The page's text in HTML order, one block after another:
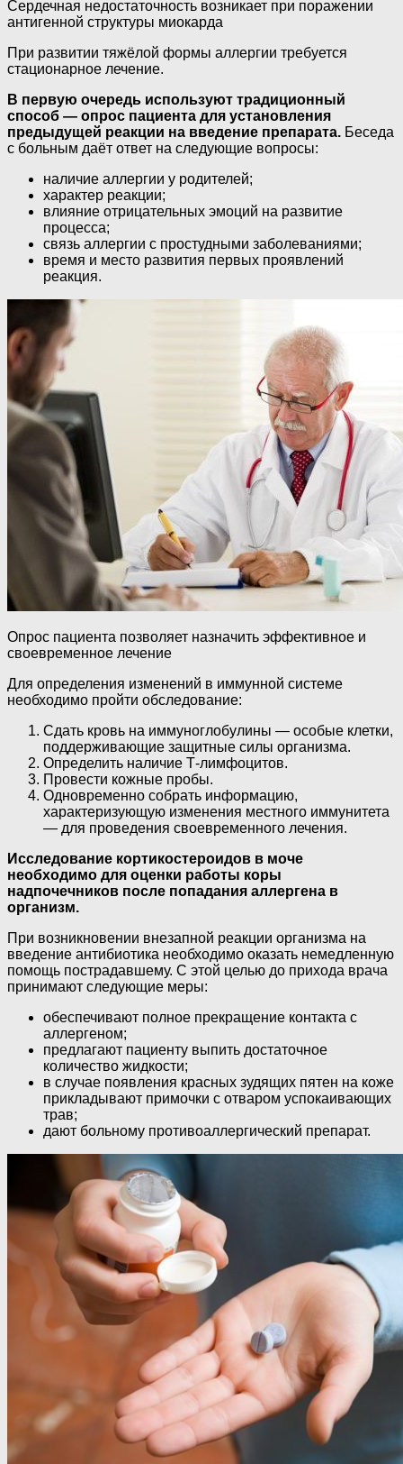
Сердечная недостаточность возникает при поражении
антигенной структуры миокарда
При развитии тяжёлой формы аллергии требуется
стационарное лечение.
В первую очередь используют традиционный
способ — опрос пациента для установления
предыдущей реакции на введение препарата. Беседа
с больным даёт ответ на следующие вопросы:
наличие аллергии у родителей;
характер реакции;
влияние отрицательных эмоций на развитие
процесса;
связь аллергии с простудными заболеваниями;
время и место развития первых проявлений
реакция.
Опрос пациента позволяет назначить эффективное и
своевременное лечение
Для определения изменений в иммунной системе
необходимо пройти обследование:
Сдать кровь на иммуноглобулины — особые клетки,
поддерживающие защитные силы организма.
Определить наличие Т-лимфоцитов.
Провести кожные пробы.
Одновременно собрать информацию,
характеризующую изменения местного иммунитета
— для проведения своевременного лечения.
Исследование кортикостероидов в моче
необходимо для оценки работы коры
надпочечников после попадания аллергена в
организм.
При возникновении внезапной реакции организма на
введение антибиотика необходимо оказать немедленную
помощь пострадавшему. С этой целью до прихода врача
принимают следующие меры:
обеспечивают полное прекращение контакта с
аллергеном;
предлагают пациенту выпить достаточное
количество жидкости;
в случае появления красных зудящих пятен на коже
прикладывают примочки с отваром успокаивающих
трав;
дают больному противоаллергический препарат.